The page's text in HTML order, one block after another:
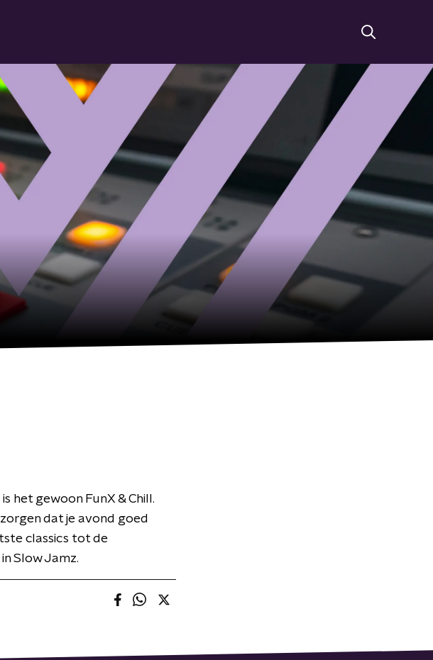
het gewoon FunX & Chill.
dat je avond goed
classics tot de
Slow Jamz.